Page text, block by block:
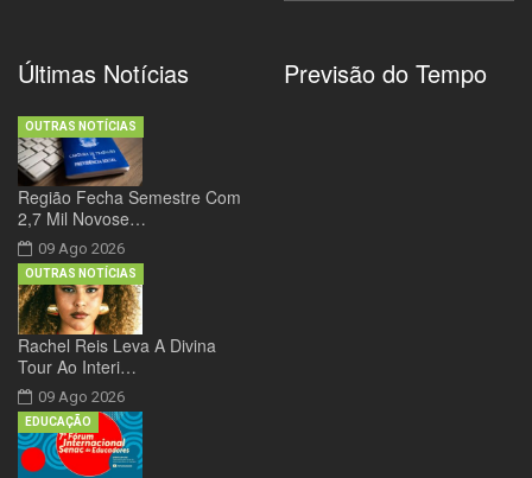
Últimas Notícias
Região Fecha Semestre Com
2,7 Mil Novose…
09 Ago 2026
OUTRAS NOTÍCIAS
Rachel Reis Leva A Divina
Tour Ao Interi…
09 Ago 2026
OUTRAS NOTÍCIAS
EDUCAÇÃO
Previsão do Tempo